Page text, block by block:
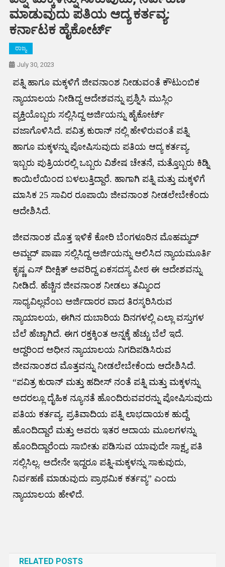
ಮಾಡುವುದು ಪತಿಯ ಆದ್ಯ ಕರ್ತವ್ಯ:
ಕರ್ನಾಟಕ ಹೈಕೋರ್ಟ್
ರಾಜ್ಯ
July 30, 2023
ಪತ್ನಿ ಹಾಗೂ ಮಕ್ಕಳಿಗೆ ಜೀವನಾಂಶ ನೀಡುವಂತೆ ಕೌಟುಂಬಿಕ
ನ್ಯಾಯಾಲಯ ನೀಡಿದ್ದ ಆದೇಶವನ್ನು ಪ್ರಶ್ನಿಸಿ ಮುಸ್ಲಿಂ
ವ್ಯಕ್ತಿಯೊಬ್ಬರು ಸಲ್ಲಿಸಿದ್ದ ಅರ್ಜಿಯನ್ನು ಹೈಕೋರ್ಟ್
ವಜಾಗೊಳಿಸಿದೆ. ಪವಿತ್ರ ಕುರಾನ್ ನಲ್ಲಿ ಹೇಳಿರುವಂತೆ ಪತ್ನಿ
ಹಾಗೂ ಮಕ್ಕಳನ್ನು ಪೋಷಿಸುವುದು ಪತಿಯ ಆದ್ಯ ಕರ್ತವ್ಯ.
ಇಬ್ಬರು ಪುತ್ರಿಯರಲ್ಲಿ ಒಬ್ಬರು ವಿಶೇಷ ಚೇತನೆ, ಮತ್ತೊಬ್ಬರು ಕಿಡ್ನಿ
ಕಾಯಿಲೆಯಿಂದ ಬಳಲುತ್ತಿದ್ದಾರೆ. ಹಾಗಾಗಿ ಪತ್ನಿ ಮತ್ತು ಮಕ್ಕಳಿಗೆ
ಮಾಸಿಕ 25 ಸಾವಿರ ರೂಪಾಯಿ ಜೀವನಾಂಶ ನೀಡಲೇಬೇಕೆಂದು
ಆದೇಶಿಸಿದೆ.
ಜೀವನಾಂಶ ಮೊತ್ತ ಇಳಿಕೆ ಕೋರಿ ಬೆಂಗಳೂರಿನ ಮೊಹಮ್ಮದ್
ಅಮ್ಜದ್ ಪಾಷಾ ಸಲ್ಲಿಸಿದ್ದ ಅರ್ಜಿಯನ್ನು ಆಲಿಸಿದ ನ್ಯಾಯಮೂರ್ತಿ
ಕೃಷ್ಣ ಎಸ್ ದೀಕ್ಷಿತ್ ಅವರಿದ್ದ ಏಕಸದಸ್ಯ ಪೀಠ ಈ ಆದೇಶವನ್ನು
ನೀಡಿದೆ. ಹೆಚ್ಚಿನ ಜೀವನಾಂಶ ನೀಡಲು ತಮ್ಮಿಂದ
ಸಾಧ್ಯವಿಲ್ಲವೆಂಬ ಅರ್ಜಿದಾರರ ವಾದ ತಿರಸ್ಕರಿಸಿರುವ
ನ್ಯಾಯಾಲಯ, ಈಗಿನ ದುಬಾರಿಯ ದಿನಗಳಲ್ಲಿ ಎಲ್ಲಾ ವಸ್ತುಗಳ
ಬೆಲೆ ಹೆಚ್ಚಾಗಿದೆ. ಈಗ ರಕ್ತಕ್ಕಿಂತ ಅನ್ನಕ್ಕೆ ಹೆಚ್ಚು ಬೆಲೆ ಇದೆ.
ಆದ್ದರಿಂದ ಅಧೀನ ನ್ಯಾಯಾಲಯ ನಿಗದಿಪಡಿಸಿರುವ
ಜೀವನಾಂಶದ ಮೊತ್ತವನ್ನು ನೀಡಲೇಬೇಕೆಂದು ಆದೇಶಿಸಿದೆ.
“ಪವಿತ್ರ ಕುರಾನ್ ಮತ್ತು ಹದೀಸ್ ನಂತೆ ಪತ್ನಿ ಮತ್ತು ಮಕ್ಕಳನ್ನು
ಅದರಲ್ಲೂ ದೈಹಿಕ ನ್ಯೂನತೆ ಹೊಂದಿರುವವರನ್ನು ಪೋಷಿಸುವುದು
ಪತಿಯ ಕರ್ತವ್ಯ. ಪ್ರತಿವಾದಿಯ ಪತ್ನಿ ಲಾಭದಾಯಕ ಹುದ್ದೆ
ಹೊಂದಿದ್ದಾರೆ ಮತ್ತು ಅವರು ಇತರ ಆದಾಯ ಮೂಲಗಳನ್ನು
ಹೊಂದಿದ್ದಾರೆಂದು ಸಾಬೀತು ಪಡಿಸುವ ಯಾವುದೇ ಸಾಕ್ಷ್ಯ ಪತಿ
ಸಲ್ಲಿಸಿಲ್ಲ. ಅದೇನೇ ಇದ್ದರೂ ಪತ್ನಿ-ಮಕ್ಕಳನ್ನು ಸಾಕುವುದು,
ನಿರ್ವಹಣೆ ಮಾಡುವುದು ಪ್ರಾಥಮಿಕ ಕರ್ತವ್ಯ” ಎಂದು
ನ್ಯಾಯಾಲಯ ಹೇಳಿದೆ.
RELATED POSTS